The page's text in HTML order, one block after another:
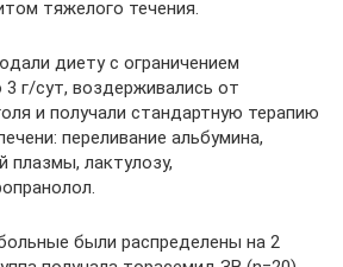
тяжелого течения.
диету с ограничением
г/сут, воздерживались от
и получали стандартную терапию
переливание альбумина,
плазмы, лактулозу,
были распределены на 2